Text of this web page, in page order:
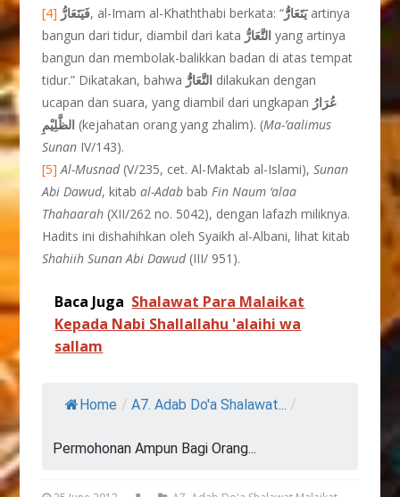
[4] فَيَتَعَارُّ, al-Imam al-Khaththabi berkata: “يَتَعَارُُّartinya
bangun dari tidur, diambil dari kata التَّعَارُّ yang artinya
bangun dan membolak-balikkan badan di atas tempat
tidur.” Dikatakan, bahwa التَّعَارُُّ dilakukan dengan
ucapan dan suara, yang diambil dari ungkapan
الظَّلِيْمِ (kejahatan orang yang zhalim). (Ma-’aalimus
Sunan IV/143).
[5] Al-Musnad(V/235, cet. Al-Maktab al-Islami),Sunan
AbiDawud, kitabal-Adab babFin Naum ‘alaa
Thahaarah (XII/262 no. 5042), dengan lafazh miliknya.
Hadits ini dishahihkan oleh Syaikh al-Albani, lihat kitab
Shahiih Sunan Abi Dawud(III/ 951).
Baca Juga Shalawat Para Malaikat
Kepada Nabi Shallallahu 'alaihi wa
sallam
Home / A7. Adab Do'a Shalawat... /
Permohonan Ampun Bagi Orang...